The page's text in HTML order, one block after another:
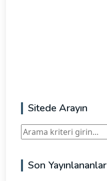
Sitede Arayın
Ara
Son Yayınlananlar